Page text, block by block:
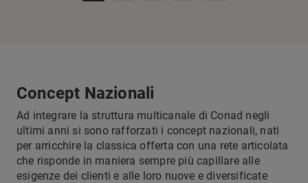
Concept Nazionali
Ad integrare la struttura multicanale di Conad negli
ultimi anni si sono rafforzati i concept nazionali, nati
per arricchire la classica offerta con una rete articolata
che risponde in maniera sempre più capillare alle
esigenze dei clienti e alle loro nuove e diversificate